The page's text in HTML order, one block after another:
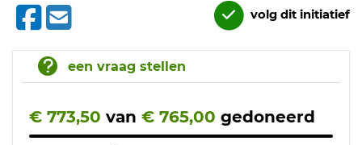
volg dit initiatief
een vraag stellen
€ 773,50 van € 765,00 gedoneerd